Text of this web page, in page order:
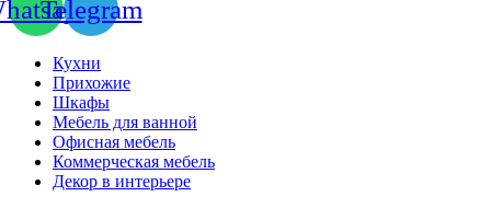
Telegram
Кухни
Прихожие
Шкафы
Мебель для ванной
Офисная мебель
Коммерческая мебель
Декор в интерьере